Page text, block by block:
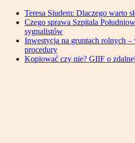
Teresa Siudem: Dlaczego warto
Czego sprawa Szpitala
sygnalistów
Inwestycja na gruntach rolnych
procedury
Kopiować czy nie? GIIF o